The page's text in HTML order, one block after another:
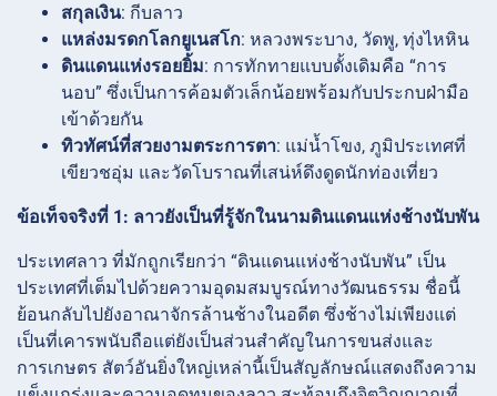
สกุลเงิน: กีบลาว
แหล่งมรดกโลกยูเนสโก: หลวงพระบาง, วัดพู, ทุ่งไหหิน
ดินแดนแห่งรอยยิ้ม: การทักทายแบบดั้งเดิมคือ “การ
นอบ” ซึ่งเป็นการค้อมตัวเล็กน้อยพร้อมกับประกบฝ่ามือ
เข้าด้วยกัน
ทิวทัศน์ที่สวยงามตระการตา: แม่น้ำโขง, ภูมิประเทศที่
เขียวชอุ่ม และวัดโบราณที่เสน่ห์ดึงดูดนักท่องเที่ยว
ข้อเท็จจริงที่ 1: ลาวยังเป็นที่รู้จักในนามดินแดนแห่งช้างนับพัน
ประเทศลาว ที่มักถูกเรียกว่า “ดินแดนแห่งช้างนับพัน” เป็น
ประเทศที่เต็มไปด้วยความอุดมสมบูรณ์ทางวัฒนธรรม ชื่อนี้
ย้อนกลับไปยังอาณาจักรล้านช้างในอดีต ซึ่งช้างไม่เพียงแต่
เป็นที่เคารพนับถือแต่ยังเป็นส่วนสำคัญในการขนส่งและ
การเกษตร สัตว์อันยิ่งใหญ่เหล่านี้เป็นสัญลักษณ์แสดงถึงความ